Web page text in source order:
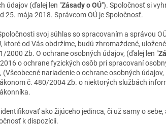
údajov (ďalej len "Zásady o OÚ"). Spoločnosť si
25. mája 2018. Správcom OÚ je Spoločnosť.
svoj súhlas so spracovaním a správou
ktoré od Vás obdržíme, budú zhromaždené,
Zb. O ochrane osobných údajov, (ďalej len "
o ochrane fyzických osôb pri spracovaní
nariadenie o ochrane osobných údajov,
č. 480/2004 Zb. o niektorých službách
ako žijúceho jedinca, či už samy o
k dispozícii.